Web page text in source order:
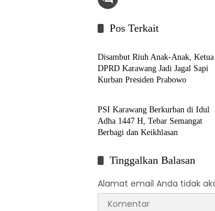
Pos Terkait
Berita
Disambut Riuh Anak-Anak, Ketua
DPRD Karawang Jadi Jagal Sapi
Kurban Presiden Prabowo
Berita
PSI Karawang Berkurban di Idul
Adha 1447 H, Tebar Semangat
Berbagi dan Keikhlasan
Tinggalkan Balasan
Alamat email Anda tidak